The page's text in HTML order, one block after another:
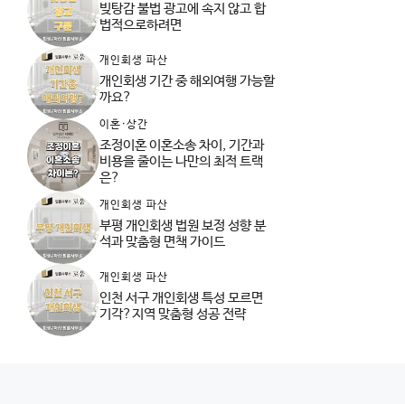
빚탕감 불법 광고에 속지 않고 합
법적으로하려면
개인회생 파산
개인회생 기간 중 해외여행 가능할
까요?
이혼·상간
조정이혼 이혼소송 차이, 기간과
비용을 줄이는 나만의 최적 트랙
은?
개인회생 파산
부평 개인회생 법원 보정 성향 분
석과 맞춤형 면책 가이드
개인회생 파산
인천 서구 개인회생 특성 모르면
기각?지역 맞춤형 성공 전략